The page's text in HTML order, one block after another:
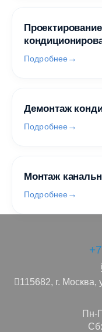
Подробнее
Демонтаж
Подробнее
Монтаж
Подробнее
115682, г. Москва,
Пн-